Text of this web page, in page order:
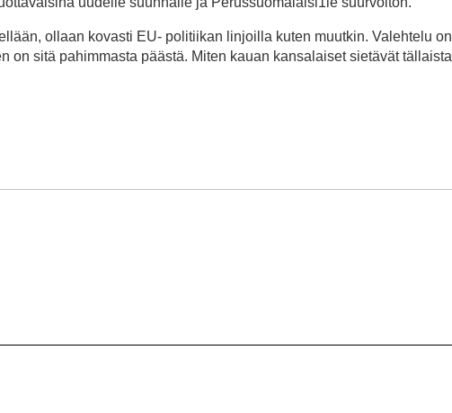
ollaan kovasti EU- politiikan linjoilla kuten muutkin. Valehtelu on
on sitä pahimmasta päästä. Miten kauan kansalaiset sietävät tällaista